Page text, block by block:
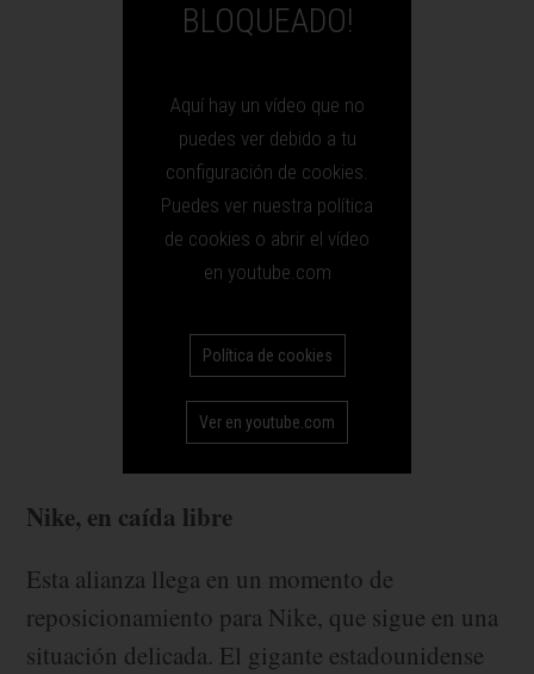
BLOQUEADO!
Aquí hay un vídeo que no
puedes ver debido a tu
configuración de cookies.
Puedes ver nuestra política
de cookies o abrir el vídeo
en youtube.com
Política de cookies
Ver en youtube.com
Nike, en caída libre
Esta alianza llega en un momento de
reposicionamiento para Nike, que sigue en una
situación delicada. El gigante estadounidense